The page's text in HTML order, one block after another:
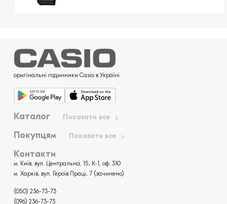
оригінальні годинники Casio в Україні
Каталог Показати все
Покупцям Показати все
Контакти
м. Київ, вул. Центральна, 15, К-1, оф. 310
м. Харків, вул. Героїв Праці, 7 (зачинено)
(050) 236-73-73
(096) 236-73-73